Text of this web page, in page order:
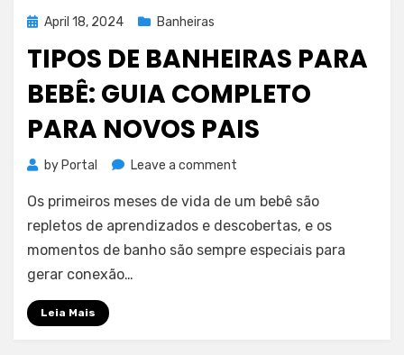
de
Posted
April 18, 2024 Banheiras
TIPOS DE BANHEIRAS PARA
BEBÊ: GUIA COMPLETO
PARA NOVOS PAIS
by Portal Leave a comment
de
banheiras
para
Os primeiros meses de vida de um bebê são
repletos de aprendizados e descobertas, e os
momentos de banho são sempre especiais para
gerar conexão…
Leia Mais